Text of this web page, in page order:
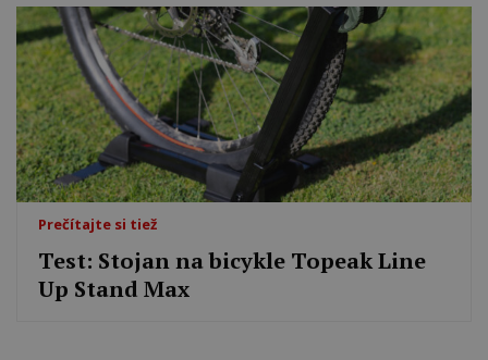
Prečítajte si tiež
Test: Stojan na bicykle Topeak Line
Up Stand Max